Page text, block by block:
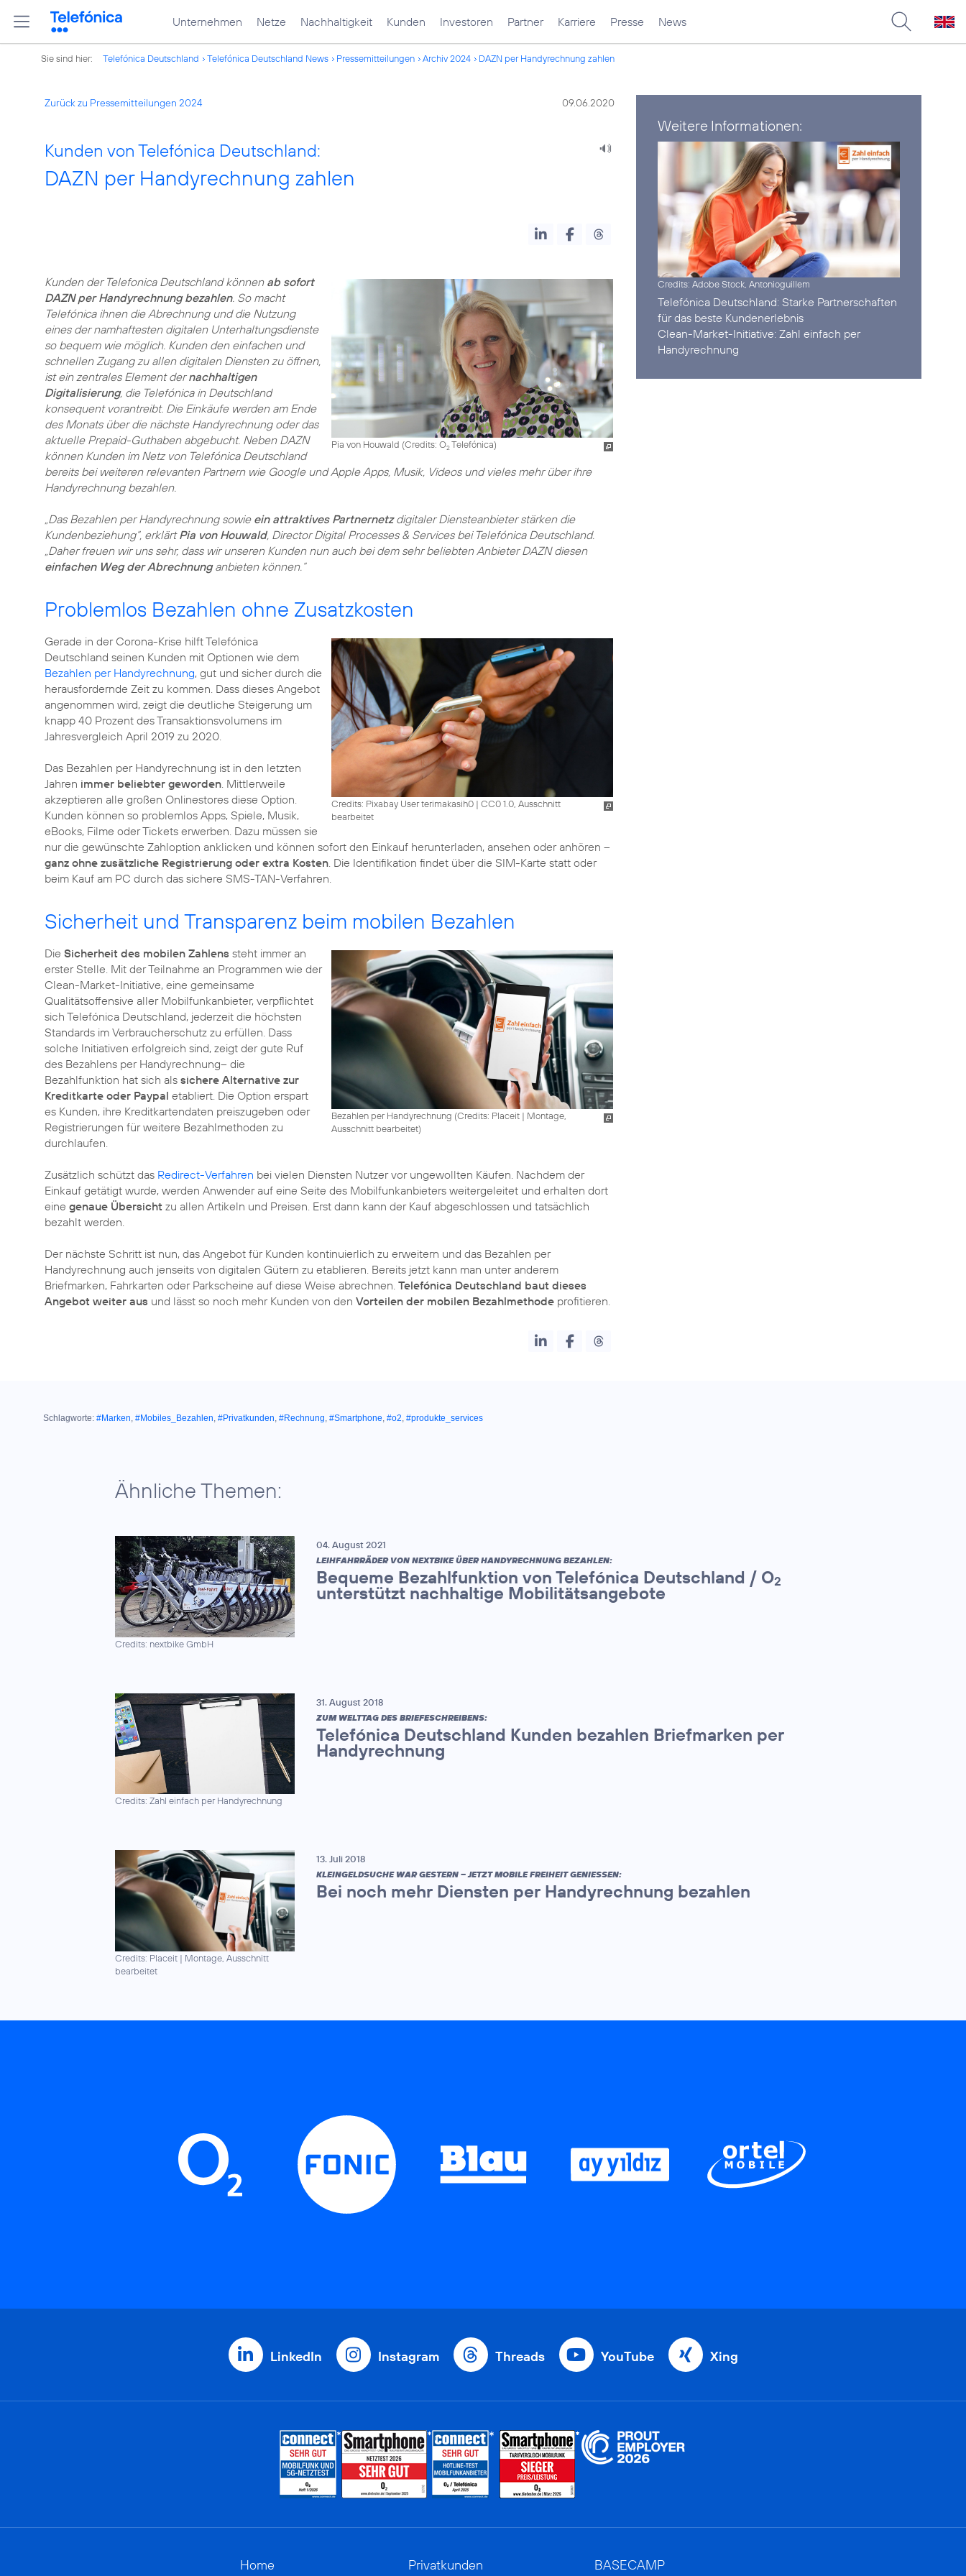
Unternehmen Netze Nachhaltigkeit Kunden Investoren Partner Karriere Presse News
Sie sind hier: Telefónica Deutschland Telefónica Deutschland News Pressemitteilungen Archiv 2024 DAZN per Handyrechnung zahlen
Zurück zu Pressemitteilungen 2024 09.06.2020
Kunden von Telefónica Deutschland:
DAZN per Handyrechnung zahlen
Pia von Houwald (Credits: O2Telefónica)
Kunden der Telefonica Deutschland können ab sofort
DAZN per Handyrechnung bezahlen. So macht
Telefónica ihnen die Abrechnung und die Nutzung
eines der namhaftesten digitalen Unterhaltungsdienste
so bequem wie möglich. Kunden den einfachen und
schnellen Zugang zu allen digitalen Diensten zu öffnen,
ist ein zentrales Element dernachhaltigen
Digitalisierung, die Telefónica in Deutschland
konsequent vorantreibt. Die Einkäufe werden am Ende
des Monats über die nächste Handyrechnung oder das
aktuelle Prepaid-Guthaben abgebucht. Neben DAZN
können Kunden im Netz von Telefónica Deutschland
bereits bei weiteren relevanten Partnern wie Google und Apple Apps, Musik, Videos und vieles mehr über ihre
Handyrechnung bezahlen.
„Das Bezahlen per Handyrechnung sowie ein attraktives Partnernetzdigitaler Diensteanbieter stärken die
Kundenbeziehung“, erklärtPia von Houwald, Director Digital Processes & Services bei Telefónica Deutschland.
„Daher freuen wir uns sehr, dass wir unseren Kunden nun auch bei dem sehr beliebten Anbieter DAZN diesen
einfachen Weg der Abrechnunganbieten können.“
Problemlos Bezahlen ohne Zusatzkosten
Credits: Pixabay User terimakasih0| CC0 1.0, Ausschnitt
bearbeitet
Gerade in der Corona-Krise hilft Telefónica
Deutschland seinen Kunden mit Optionen wie dem
Bezahlen per Handyrechnung, gut und sicher durch die
herausfordernde Zeit zu kommen. Dass dieses Angebot
angenommen wird, zeigt die deutliche Steigerung um
knapp 40 Prozent des Transaktionsvolumens im
Jahresvergleich April 2019 zu 2020.
Das Bezahlen per Handyrechnung ist in den letzten
Jahren immer beliebter geworden. Mittlerweile
akzeptieren alle großen Onlinestores diese Option.
Kunden können so problemlos Apps, Spiele, Musik,
eBooks, Filme oder Tickets erwerben. Dazu müssen sie
nur die gewünschte Zahloption anklicken und können sofort den Einkauf herunterladen, ansehen oder anhören –
ganz ohne zusätzliche Registrierung oder extra Kosten. Die Identifikation findet über die SIM-Karte statt oder
beim Kauf am PC durch das sichere SMS-TAN-Verfahren.
Sicherheit und Transparenz beim mobilen Bezahlen
Bezahlen per Handyrechnung (Credits: Placeit| Montage,
Ausschnitt bearbeitet)
Die Sicherheit des mobilen Zahlens steht immer an
erster Stelle. Mit der Teilnahme an Programmen wie der
Clean-Market-Initiative, eine gemeinsame
Qualitätsoffensive aller Mobilfunkanbieter, verpflichtet
sich Telefónica Deutschland, jederzeit die höchsten
Standards im Verbraucherschutz zu erfüllen. Dass
solche Initiativen erfolgreich sind, zeigt der gute Ruf
des Bezahlens per Handyrechnung– die
Bezahlfunktion hat sich als sichere Alternative zur
Kreditkarte oder Paypal etabliert. Die Option erspart
es Kunden, ihre Kreditkartendaten preiszugeben oder
Registrierungen für weitere Bezahlmethoden zu
durchlaufen.
Zusätzlich schützt das Redirect-Verfahren bei vielen Diensten Nutzer vor ungewollten Käufen. Nachdem der
Einkauf getätigt wurde, werden Anwender auf eine Seite des Mobilfunkanbieters weitergeleitet und erhalten dort
eine genaue Übersicht zu allen Artikeln und Preisen. Erst dann kann der Kauf abgeschlossen und tatsächlich
bezahlt werden.
Der nächste Schritt ist nun, das Angebot für Kunden kontinuierlich zu erweitern und das Bezahlen per
Handyrechnung auch jenseits von digitalen Gütern zu etablieren. Bereits jetzt kann man unter anderem
Briefmarken, Fahrkarten oder Parkscheine auf diese Weise abrechnen. Telefónica Deutschland baut dieses
Angebot weiter aus und lässt so noch mehr Kunden von den Vorteilen der mobilen Bezahlmethode profitieren.
Weitere Informationen:
Credits: Adobe Stock, Antonioguillem
Telefónica Deutschland: Starke Partnerschaften
für das beste Kundenerlebnis
Clean-Market-Initiative:Zahl einfach per
Handyrechnung
Schlagworte: #Marken, #Mobiles_Bezahlen, #Privatkunden, #Rechnung, #Smartphone, #o2, #produkte_services
Ähnliche Themen:
Credits: nextbike GmbH
04. August 2021
LEIHFAHRRÄDER VON NEXTBIKE ÜBER HANDYRECHNUNG BEZAHLEN:
Bequeme Bezahlfunktion von Telefónica Deutschland / O2
unterstützt nachhaltige Mobilitätsangebote
Credits: Zahl einfach per Handyrechnung
31. August 2018
ZUM WELTTAG DES BRIEFESCHREIBENS:
Telefónica Deutschland Kunden bezahlen Briefmarken per
Handyrechnung
Credits: Placeit | Montage, Ausschnitt
bearbeitet
13. Juli 2018
KLEINGELDSUCHE WAR GESTERN – JETZT MOBILE FREIHEIT GENIESSEN:
Bei noch mehr Diensten per Handyrechnung bezahlen
LinkedIn Instagram Threads YouTube Xing
Home Privatkunden BASECAMP